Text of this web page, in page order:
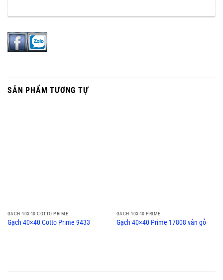
SẢN PHẨM TƯƠNG TỰ
GẠCH 40X40 COTTO PRIME
Gạch 40×40 Cotto Prime 9433
GẠCH 40X40 PRIME
Gạch 40×40 Prime 17808 vân gỗ